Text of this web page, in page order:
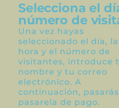
Selecciona el
número de
Una vez hayas
seleccionado el día, la
hora y el número de
visitantes, introduce
nombre y tu correo
electrónico. A
continuación, pasarás
pasarela de pago.